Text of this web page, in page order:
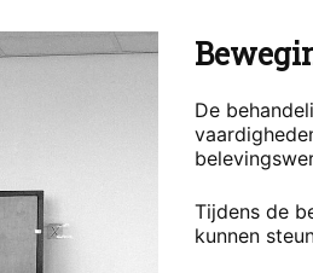
De
Tijdens de
kunnen